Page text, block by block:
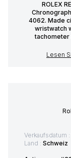
ROLEX
4062. Made
wristwatch
tachometer
Lesen
Verkaufsdatum :
Land : Schweiz